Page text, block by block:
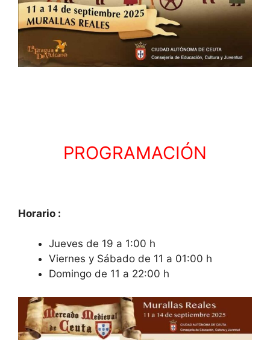
PROGRAMACIÓN
Horario :
Jueves de 19 a 1:00 h
Viernes y Sábado de 11 a 01:00 h
Domingo de 11 a 22:00 h